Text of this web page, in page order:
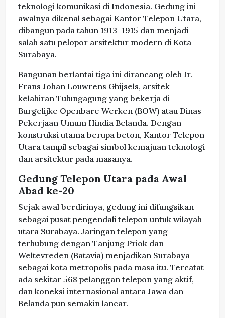
teknologi komunikasi di Indonesia. Gedung ini
awalnya dikenal sebagai Kantor Telepon Utara,
dibangun pada tahun 1913–1915 dan menjadi
salah satu pelopor arsitektur modern di Kota
Surabaya.
Bangunan berlantai tiga ini dirancang oleh Ir.
Frans Johan Louwrens Ghijsels, arsitek
kelahiran Tulungagung yang bekerja di
Burgelijke Openbare Werken (BOW) atau Dinas
Pekerjaan Umum Hindia Belanda. Dengan
konstruksi utama berupa beton, Kantor Telepon
Utara tampil sebagai simbol kemajuan teknologi
dan arsitektur pada masanya.
Gedung Telepon Utara pada Awal
Abad ke-20
Sejak awal berdirinya, gedung ini difungsikan
sebagai pusat pengendali telepon untuk wilayah
utara Surabaya. Jaringan telepon yang
terhubung dengan Tanjung Priok dan
Weltevreden (Batavia) menjadikan Surabaya
sebagai kota metropolis pada masa itu. Tercatat
ada sekitar 568 pelanggan telepon yang aktif,
dan koneksi internasional antara Jawa dan
Belanda pun semakin lancar.